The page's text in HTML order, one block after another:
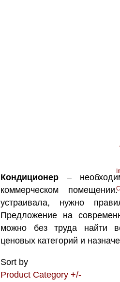
Кондиционер –
коммерческом
устраивала, нужно
Предложение на
можно без труда найти
ценовых категорий и
Sort by
Product Category +/-